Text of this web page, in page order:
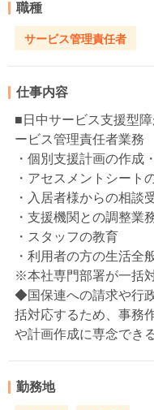
職種
サービス管理責任者
仕事内容
■日中サービス支援型
ービス管理責任者業務
・個別支援計画の作成
・アセスメントシート
・入居者様からの相談
・支援機関との調整業
・スタッフの教育
・利用者の方の生活全
※本社専門部署が一括
◆国保連への請求や行
括対応するため、事務
や計画作成に専念でき
勤務地